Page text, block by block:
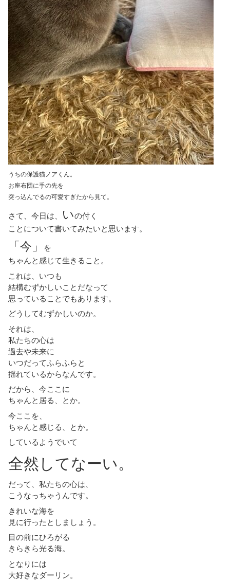
うちの保護猫ノアくん。
お座布団に手の先を
突っ込んでるの可愛すぎたから見て。
さて、今日は、 いの付く
ことについて書いてみたいと思います。
「今」
を
ちゃんと感じて生きること。
これは、いつも
結構むずかしいことだなって
思っていることでもあります。
どうしてむずかしいのか。
それは、
私たちの心は
過去や未来に
いつだってふらふらと
揺れているからなんです。
だから、今ここに
ちゃんと居る、とか。
今ここを、
ちゃんと感じる、とか。
しているようでいて
全然してなーい。
だって、私たちの心は、
こうなっちゃうんです。
きれいな海を
見に行ったとしましょう。
目の前にひろがる
きらきら光る海。
となりには
大好きなダーリン。